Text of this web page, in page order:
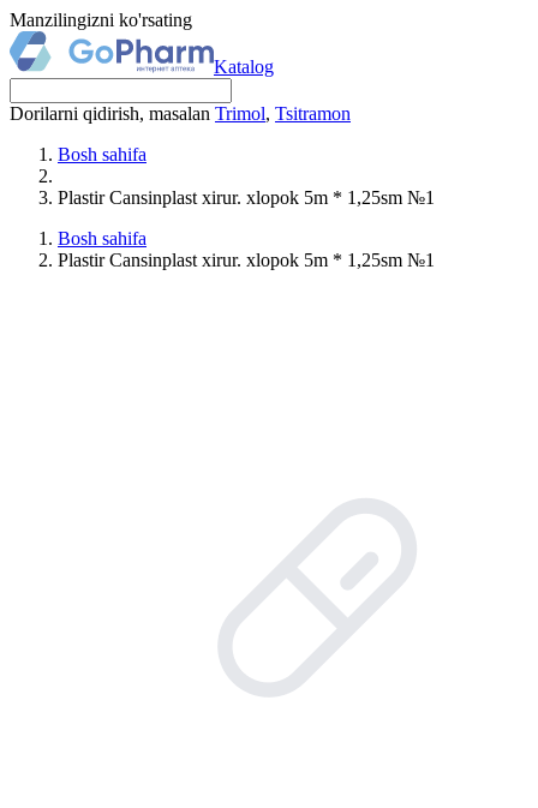
Manzilingizni ko'rsating
Katalog
Dorilarni qidirish, masalan Trimol, Tsitramon
Bosh sahifa
Plastir Cansinplast xirur. xlopok 5m * 1,25sm №1
Bosh sahifa
Plastir Cansinplast xirur. xlopok 5m * 1,25sm №1